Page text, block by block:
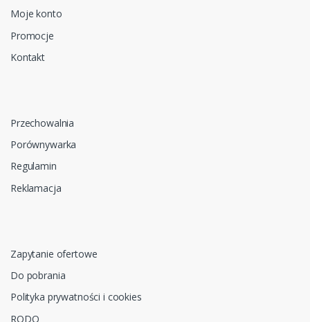
Moje konto
Promocje
Kontakt
Przechowalnia
Porównywarka
Regulamin
Reklamacja
Zapytanie ofertowe
Do pobrania
Polityka prywatności i cookies
RODO